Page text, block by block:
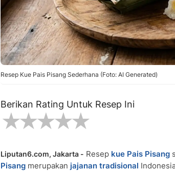
Resep Kue Pais Pisang Sederhana (Foto: AI Generated)
Berikan Rating Untuk Resep Ini
SUBMIT
Liputan6.com, Jakarta - Resep kue Pais Pisang
Pisang merupakan jajanan tradisional